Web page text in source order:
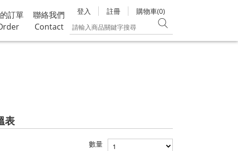
訂單
聯絡我們
Contact
登入 註冊 購物車(0)
表
數量